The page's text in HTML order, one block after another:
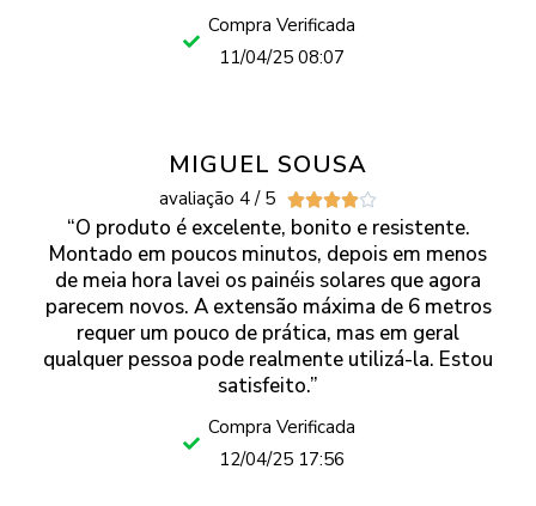
Compra Verificada
11/04/25 08:07
MIGUEL SOUSA
avaliação 4 / 5 
“O produto é excelente, bonito e resistente.
Montado em poucos minutos, depois em menos
de meia hora lavei os painéis solares que agora
parecem novos. A extensão máxima de 6 metros
requer um pouco de prática, mas em geral
qualquer pessoa pode realmente utilizá-la. Estou
satisfeito.”
Compra Verificada
12/04/25 17:56